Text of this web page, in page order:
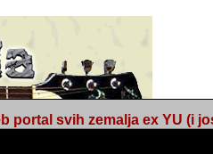
portal svih zemalja ex YU (i